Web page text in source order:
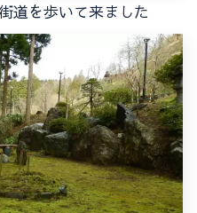
道を歩いて来ました